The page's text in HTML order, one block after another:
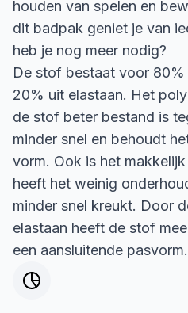
houden van spelen en
dit badpak geniet je van
heb je nog meer nodig?
De stof bestaat voor
20% uit elastaan. Het
de stof beter bestand is
minder snel en behoudt
vorm. Ook is het
heeft het weinig
minder snel kreukt. Door
elastaan heeft de stof
een aansluitende pasvorm.